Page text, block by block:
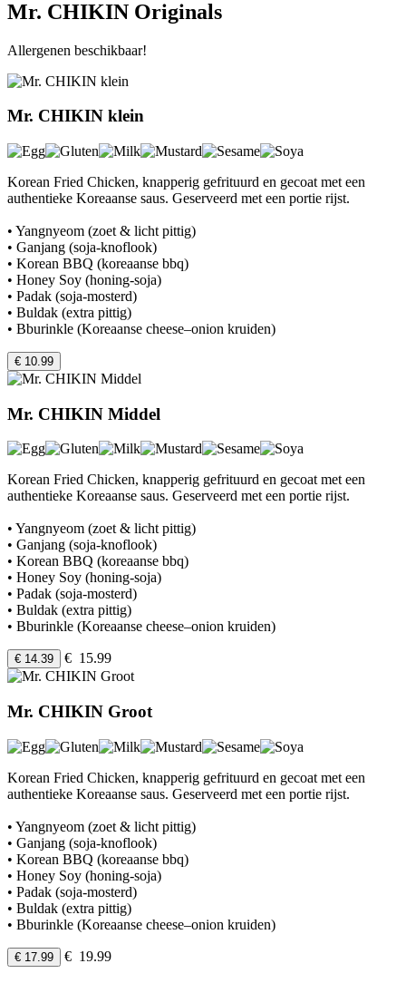
Mr. CHIKIN Originals
Allergenen beschikbaar!
Mr. CHIKIN klein
Korean Fried Chicken, knapperig gefrituurd en gecoat met een
authentieke Koreaanse saus. Geserveerd met een portie rijst.
• Yangnyeom (zoet & licht pittig)
• Ganjang (soja-knoflook)
• Korean BBQ (koreaanse bbq)
• Honey Soy (honing-soja)
• Padak (soja-mosterd)
• Buldak (extra pittig)
• Bburinkle (Koreaanse cheese–onion kruiden)
€ 10.99
Mr. CHIKIN Middel
Korean Fried Chicken, knapperig gefrituurd en gecoat met een
authentieke Koreaanse saus. Geserveerd met een portie rijst.
• Yangnyeom (zoet & licht pittig)
• Ganjang (soja-knoflook)
• Korean BBQ (koreaanse bbq)
• Honey Soy (honing-soja)
• Padak (soja-mosterd)
• Buldak (extra pittig)
• Bburinkle (Koreaanse cheese–onion kruiden)
€ 14.39 € 15.99
Mr. CHIKIN Groot
Korean Fried Chicken, knapperig gefrituurd en gecoat met een
authentieke Koreaanse saus. Geserveerd met een portie rijst.
• Yangnyeom (zoet & licht pittig)
• Ganjang (soja-knoflook)
• Korean BBQ (koreaanse bbq)
• Honey Soy (honing-soja)
• Padak (soja-mosterd)
• Buldak (extra pittig)
• Bburinkle (Koreaanse cheese–onion kruiden)
€ 17.99 € 19.99